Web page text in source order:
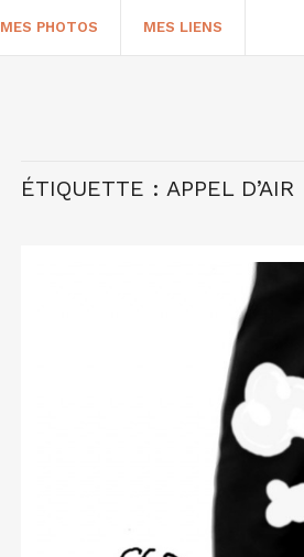
MES PHOTOS MES LIENS
ÉTIQUETTE : APPEL D’AIR